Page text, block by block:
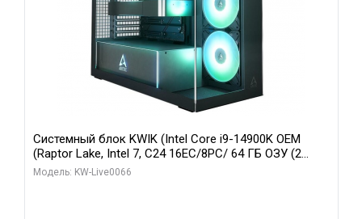
Системный блок KWIK (Intel Core i9-14900K OEM
(Raptor Lake, Intel 7, C24 16EC/8PC/ 64 ГБ ОЗУ (2
модуля)/ Gigabyte RTX5080 XTREME WATERFORCE
Модель: KW-Live0066